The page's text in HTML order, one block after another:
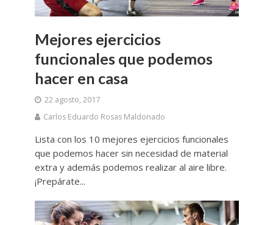
Mejores ejercicios
funcionales que podemos
hacer en casa
22 agosto, 2017
Carlos Eduardo Rosas Maldonado
Lista con los 10 mejores ejercicios funcionales
que podemos hacer sin necesidad de material
extra y además podemos realizar al aire libre.
¡Prepárate...